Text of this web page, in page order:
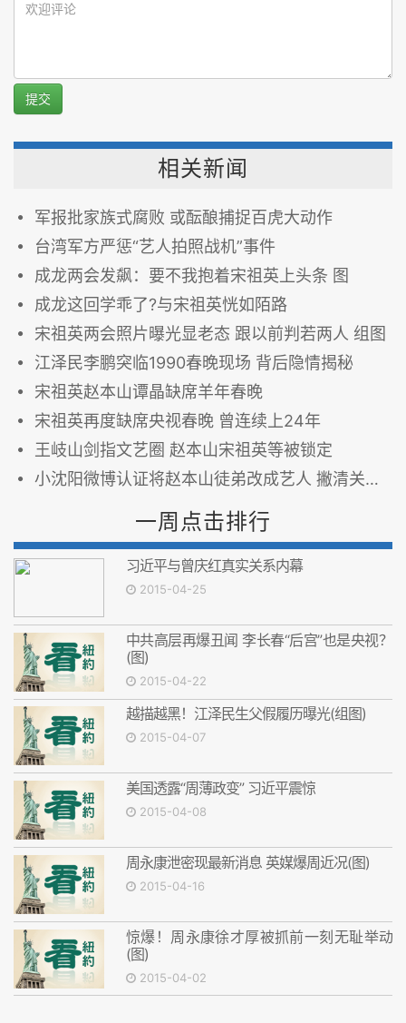
提交
相关新闻
军报批家族式腐败 或酝酿捕捉百虎大动作
台湾军方严惩“艺人拍照战机”事件
成龙两会发飙：要不我抱着宋祖英上头条 图
成龙这回学乖了?与宋祖英恍如陌路
宋祖英两会照片曝光显老态 跟以前判若两人 组图
江泽民李鹏突临1990春晚现场 背后隐情揭秘
宋祖英赵本山谭晶缺席羊年春晚
宋祖英再度缺席央视春晚 曾连续上24年
王岐山剑指文艺圈 赵本山宋祖英等被锁定
小沈阳微博认证将赵本山徒弟改成艺人 撇清关系(图)
一周点击排行
习近平与曾庆红真实关系内幕
2015-04-25
中共高层再爆丑闻 李长春“后宫”也是央视？
(图)
2015-04-22
越描越黑！江泽民生父假履历曝光(组图)
2015-04-07
美国透露“周薄政变” 习近平震惊
2015-04-08
周永康泄密现最新消息 英媒爆周近况(图)
2015-04-16
惊爆！周永康徐才厚被抓前一刻无耻举动
(图)
2015-04-02